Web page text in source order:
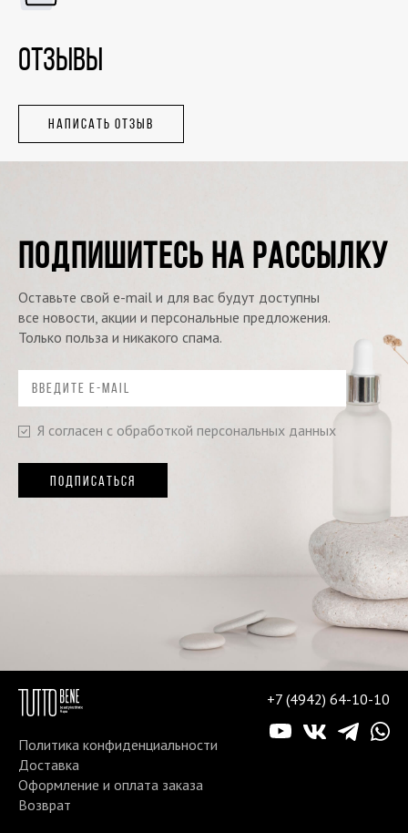
ОТЗЫВЫ
НАПИСАТЬ ОТЗЫВ
ПОДПИШИТЕСЬ НА РАССЫЛКУ
Оставьте свой e-mail и для вас будут доступны
все новости, акции и персональные предложения.
Только польза и никакого спама.
Я согласен с обработкой персональных данных
ПОДПИСАТЬСЯ
Политика конфиденциальности
Доставка
Оформление и оплата заказа
Возврат
+7 (4942) 64-10-10